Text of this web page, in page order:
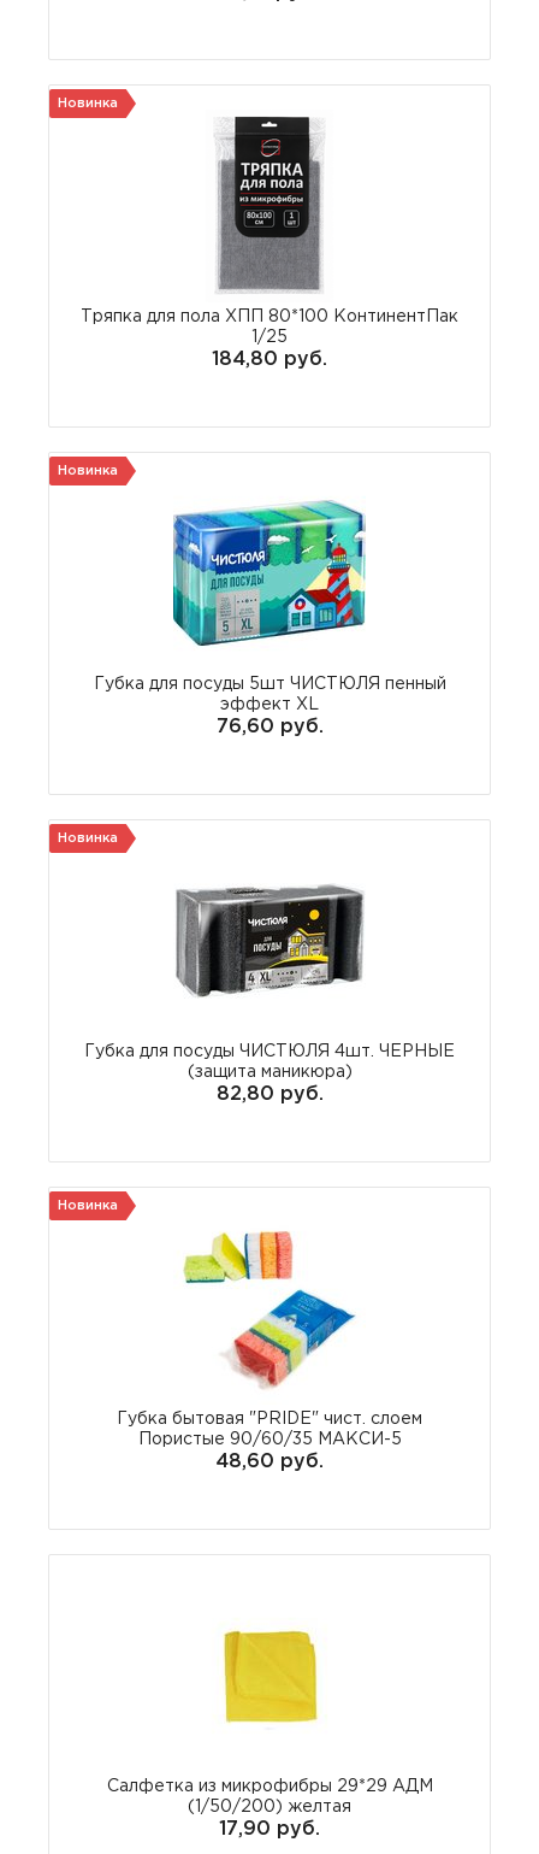
Тряпка для пола ХПП 80*100 КонтинентПак
1/25
184,80 руб.
Новинка
Губка для посуды 5шт ЧИСТЮЛЯ пенный
эффект XL
76,60 руб.
Новинка
Губка для посуды ЧИСТЮЛЯ 4шт. ЧЕРНЫЕ
(защита маникюра)
82,80 руб.
Новинка
Губка бытовая "PRIDE" чист. слоем
Пористые 90/60/35 МАКСИ-5
48,60 руб.
Новинка
Салфетка из микрофибры 29*29 АДМ
(1/50/200) желтая
17,90 руб.